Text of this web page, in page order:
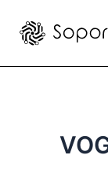
contenido